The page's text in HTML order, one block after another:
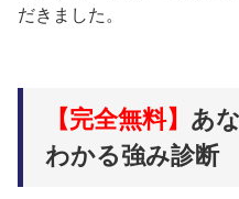
だきました。
【完全無料】 あ
わかる強み診断